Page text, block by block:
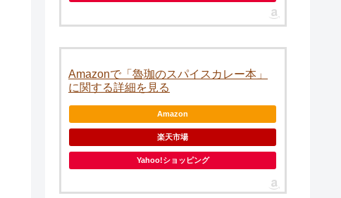
Amazonで「魯珈のスパイスカレー本」
に関する詳細を見る
Amazon
楽天市場
Yahoo!ショッピング